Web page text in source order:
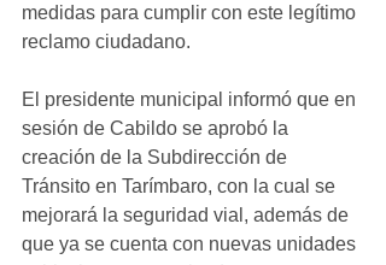
medidas para cumplir con este legítimo
reclamo ciudadano.
El presidente municipal informó que en
sesión de Cabildo se aprobó la
creación de la Subdirección de
Tránsito en Tarímbaro, con la cual se
mejorará la seguridad vial, además de
que ya se cuenta con nuevas unidades